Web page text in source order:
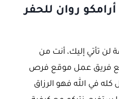
روان للحفر
لن تأتي إليك، أنت من
مع فريق عمل موقع فرص
كله في الله فهو الرزاق